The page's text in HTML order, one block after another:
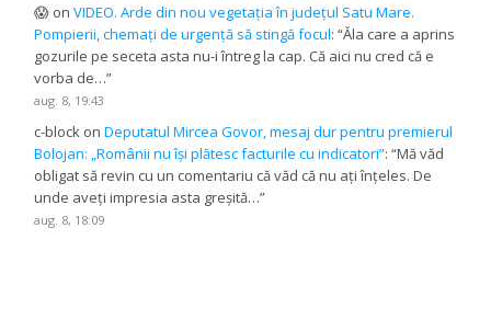
😱 onVIDEO. Arde din nou vegetația în județul Satu Mare.
Pompierii, chemați de urgență să stingă focul: “Ăla care a aprins
gozurile pe seceta asta nu-i întreg la cap. Că aici nu cred că e
vorba de…”
aug. 8, 19:43
c-block onDeputatul Mircea Govor, mesaj dur pentru premierul
Bolojan: „Românii nu își plătesc facturile cu indicatori”: “Mă văd
obligat să revin cu un comentariu că văd că nu ați înțeles. De
unde aveți impresia asta greșită…”
aug. 8, 18:09